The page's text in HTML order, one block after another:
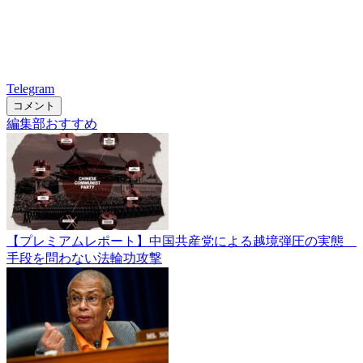
Telegram
コメント
編集部おすすめ
【プレミアムレポート】中国共産党による越境弾圧の実態
手段を問わない法輪功攻撃